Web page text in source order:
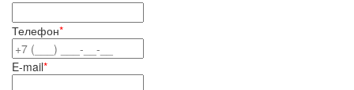
Телефон*
E-mail*